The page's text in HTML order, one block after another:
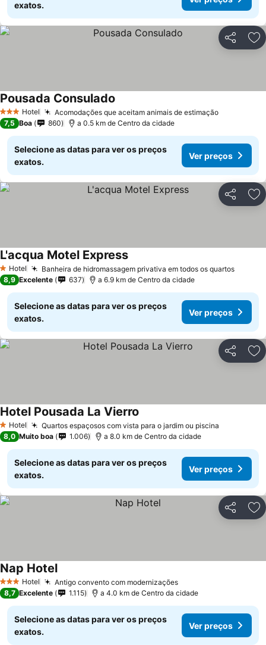
exatos.
Partilhar
3 EstrelasHotel Acomodações que aceitam animais de estimação
Pousada Consulado
7,5 Boa 860 a 0.5 km de Centro da cidade
Selecione as datas para ver os preços
exatos.
Ver preços
Partilhar
1 Estrelas
Hotel Banheira de hidromassagem privativa em todos os quartos
L'acqua Motel Express
8,9 Excelente 637 a 6.9 km de Centro da cidade
Selecione as datas para ver os preços
exatos.
Ver preços
Partilhar
1 Estrelas
Hotel Quartos espaçosos com vista para o jardim ou piscina
Hotel Pousada La Vierro
8,0 Muito boa 1.006 a 8.0 km de Centro da cidade
Selecione as datas para ver os preços
exatos.
Ver preços
Partilhar
3 EstrelasHotel Antigo convento com modernizações
Nap Hotel
8,7 Excelente 1.115 a 4.0 km de Centro da cidade
Selecione as datas para ver os preços
exatos.
Ver preços